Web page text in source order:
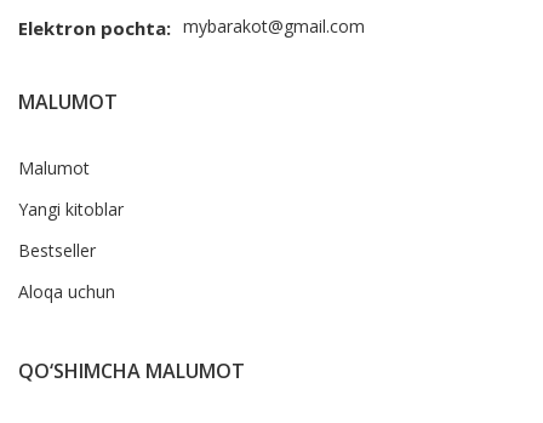
Elektron pochta: mybarakot@gmail.com
MALUMOT
Malumot
Yangi kitoblar
Bestseller
Aloqa uchun
QO‘SHIMCHA MALUMOT